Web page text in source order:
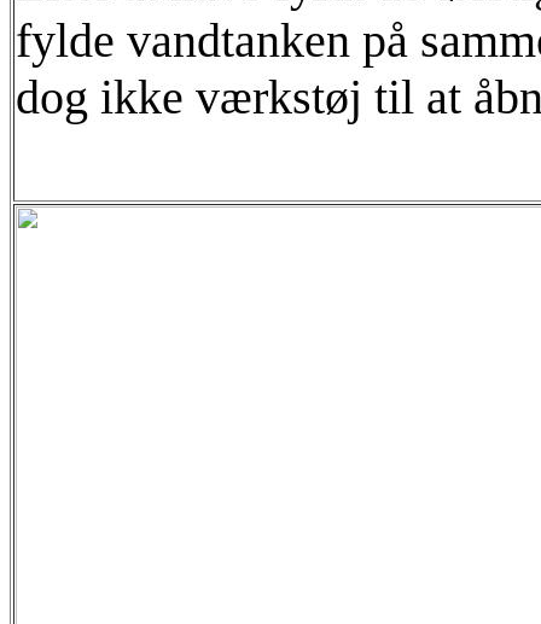
fylde vandtanken på
dog ikke værkstøj til at